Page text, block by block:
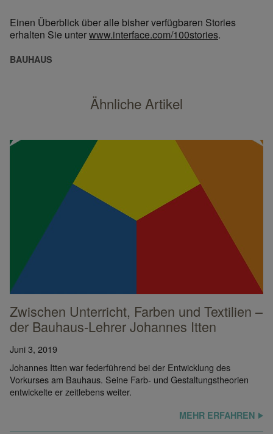
László Moholy-Nagy, porträtiert um 1930 von Hugo Erfurth
Einen Überblick über alle bisher verfügbaren Stories
erhalten Sie unterwww.interface.com/100stories.
BAUHAUS
Ähnliche Artikel
Zwischen Unterricht, Farben und Textilien –
der Bauhaus-Lehrer Johannes Itten
Juni 3, 2019
Johannes Itten war federführend bei der Entwicklung des
Vorkurses am Bauhaus. Seine Farb- und Gestaltungstheorien
entwickelte er zeitlebens weiter.
MEHR ERFAHREN